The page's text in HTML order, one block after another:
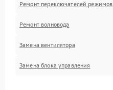
Ремонт переключателей режимов
Ремонт волновода
Замена вентилятора
Замена блока управления